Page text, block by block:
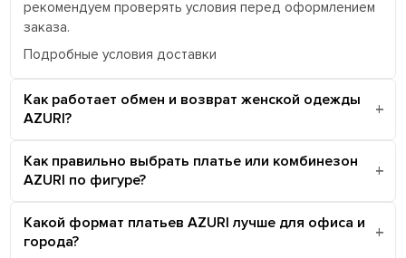
рекомендуем проверять условия перед оформлением
заказа.
Подробные условия доставки
Как работает обмен и возврат женской одежды
AZURI?
Как правильно выбрать платье или комбинезон
AZURI по фигуре?
Какой формат платьев AZURI лучше для офиса и
города?